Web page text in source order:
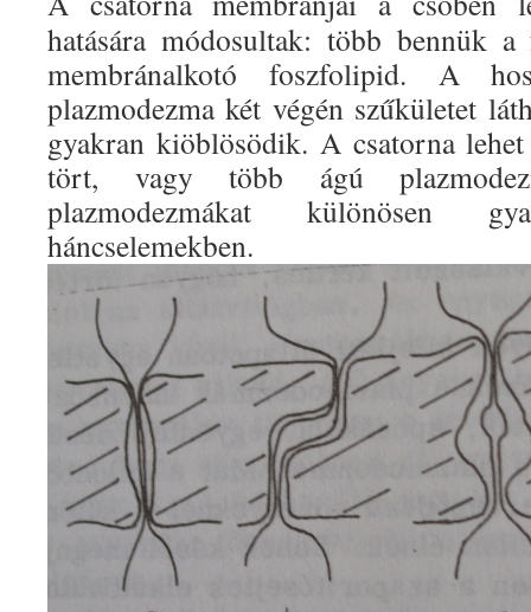
hatására módosultak: több bennük a
membránalkotó foszfolipid. A
plazmodezma két végén szűkületet
gyakran kiöblösödik. A csatorna
tört, vagy több ágú
plazmodezmákat különösen
háncselemekben.